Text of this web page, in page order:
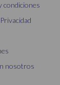
condiciones
nosotros